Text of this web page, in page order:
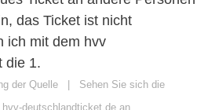
das Ticket ist nicht
ich mit dem hvv
die 1.
der Quelle | Sehen Sie sich die
deutschlandticket.de an